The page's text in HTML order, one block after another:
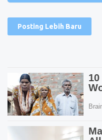
Posting Lebih Baru